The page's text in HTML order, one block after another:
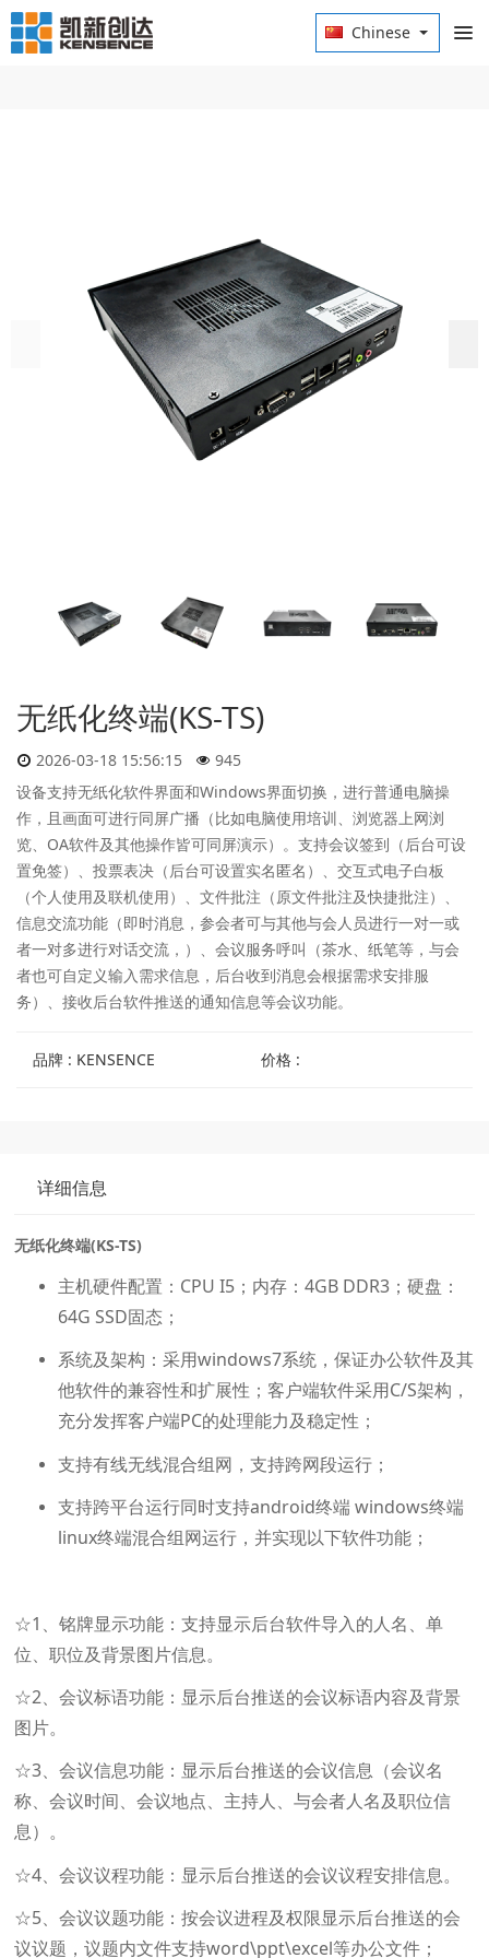
Chinese
无纸化终端(KS-TS)
2026-03-18 15:56:15
945
设备支持无纸化软件界面和Windows界面切换，进行普通电脑操
作，且画面可进行同屏广播（比如电脑使用培训、浏览器上网浏
览、OA软件及其他操作皆可同屏演示）。支持会议签到（后台可设
置免签）、投票表决（后台可设置实名匿名）、交互式电子白板
（个人使用及联机使用）、文件批注（原文件批注及快捷批注）、
信息交流功能（即时消息，参会者可与其他与会人员进行一对一或
者一对多进行对话交流，）、会议服务呼叫（茶水、纸笔等，与会
者也可自定义输入需求信息，后台收到消息会根据需求安排服
务）、接收后台软件推送的通知信息等会议功能。
品牌 : KENSENCE 价格 :
详细信息
无纸化终端(KS-TS)
主机硬件配置：CPU I5；内存：4GB DDR3；硬盘：
64G SSD固态；
系统及架构：采用windows7系统，保证办公软件及其
他软件的兼容性和扩展性；客户端软件采用C/S架构，
充分发挥客户端PC的处理能力及稳定性；
支持有线无线混合组网，支持跨网段运行；
支持跨平台运行同时支持android终端 windows终端
linux终端混合组网运行，并实现以下软件功能；
☆1、铭牌显示功能：支持显示后台软件导入的人名、单
位、职位及背景图片信息。
☆2、会议标语功能：显示后台推送的会议标语内容及背景
图片。
☆3、会议信息功能：显示后台推送的会议信息（会议名
称、会议时间、会议地点、主持人、与会者人名及职位信
息）。
☆4、会议议程功能：显示后台推送的会议议程安排信息。
☆5、会议议题功能：按会议进程及权限显示后台推送的会
议议题，议题内文件支持word\ppt\excel等办公文件；